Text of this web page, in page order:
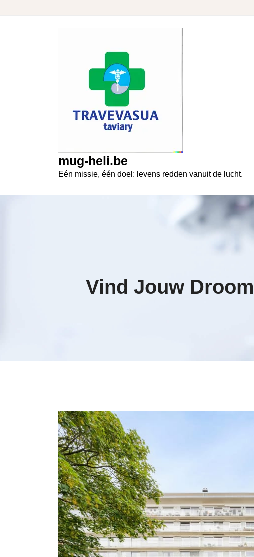
mug-heli.be
Eén missie, één doel: levens redden vanuit de lucht.
Vind Jouw